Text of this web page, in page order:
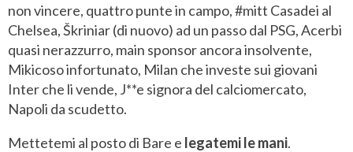
non vincere, quattro punte in campo, #mitt Casadei al
Chelsea, Škriniar (di nuovo) ad un passo dal PSG, Acerbi
quasi nerazzurro, main sponsor ancora insolvente,
Mikicoso infortunato, Milan che investe sui giovani
Inter che li vende, J**e signora del calciomercato,
Napoli da scudetto.
Mettetemi al posto di Bare e legatemi le mani.